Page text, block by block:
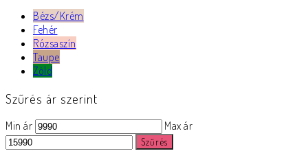
Bézs/Krém
Fehér
Rózsaszín
Taupe
Zöld
Szűrés ár szerint
Min ár Max ár
Szűrés